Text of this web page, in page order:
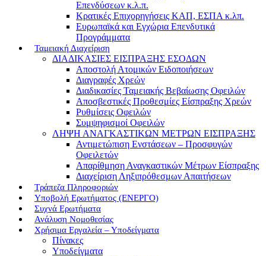
Επενδύσεων κ.λ.π.
Κρατικές Επιχορηγήσεις ΚΑΠ, ΕΣΠΑ κ.λπ.
Ευρωπαϊκά και Εγχώρια Επενδυτικά
Προγράμματα
Ταμειακή Διαχείριση
ΔΙΑΔΙΚΑΣΙΕΣ ΕΙΣΠΡΑΞΗΣ ΕΣΟΔΩΝ
Αποστολή Ατομικών Ειδοποιήσεων
Διαγραφές Χρεών
Διαδικασίες Ταμειακής Βεβαίωσης Οφειλών
Αποσβεστικές Προθεσμίες Είσπραξης Χρεών
Ρυθμίσεις Οφειλών
Συμψηφισμοί Οφειλών
ΛΗΨΗ ΑΝΑΓΚΑΣΤΙΚΩΝ ΜΕΤΡΩΝ ΕΙΣΠΡΑΞΗΣ
Αντιμετώπιση Ενστάσεων – Προσφυγών
Οφειλετών
Απαρίθμηση Αναγκαστικών Μέτρων Είσπραξης
Διαχείριση Ληξιπρόθεσμων Απαιτήσεων
Τράπεζα Πληροφοριών
Υποβολή Ερωτήματος (ΕΝΕΡΓΟ)
Συχνά Ερωτήματα
Ανάλυση Νομοθεσίας
Χρήσιμα Εργαλεία – Υποδείγματα
Πίνακες
Υποδείγματα